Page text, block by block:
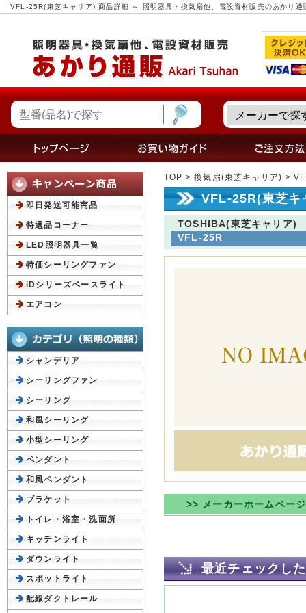
VFL-25R(東芝キャリア) 商品詳細 ～ 照明器具・換気扇他、電設資材販売のあかり通
TOP >換気扇(東芝キャリア) >
VFL-25R(東芝キ
TOSHIBA(東芝キャリア)
VFL-25R
>> メーカーホームペー
最近チェックし
即日発送可能商品
特選品コーナー
LED照明器具一覧
特価シーリングファン
iDシリーズベースライト
エアコン
シャンデリア
シーリングファン
シーリング
和風シーリング
小型シーリング
ペンダント
和風ペンダント
ブラケット
トイレ・浴室・洗面所
キッチンライト
ダウンライト
スポットライト
配線ダクトレール